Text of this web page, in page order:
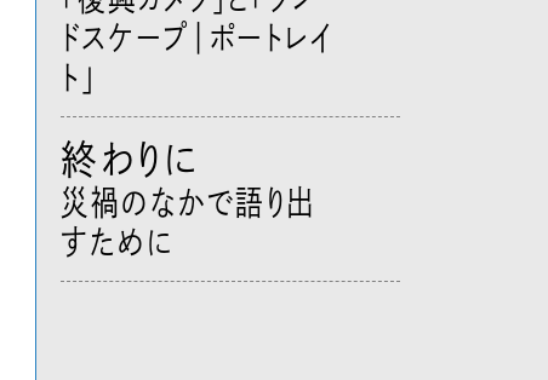
ドスケープ|ポートレイ
ト」
終わりに
災禍のなかで語り出
すために